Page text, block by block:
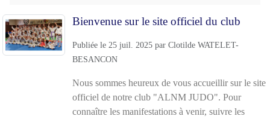
Bienvenue sur le site officiel du club
Publiée le 25 juil. 2025 par Clotilde WATELET-
BESANCON
Nous sommes heureux de vous accueillir sur le site
officiel de notre club "ALNM JUDO". Pour
connaître les manifestations à venir, suivre les